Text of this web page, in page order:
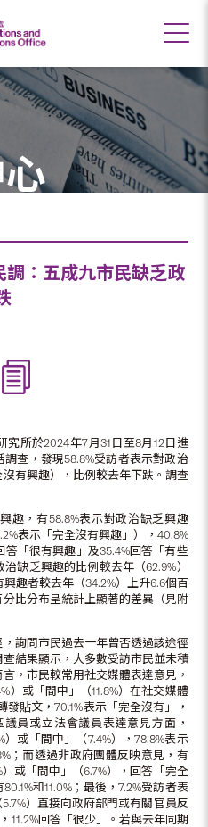
：五成九市民缺乏政
所於2024年7月31日至8月12日進
查，發現58.8%受訪者表示對政治
有興趣），比例較去年下跌。調查
趣，有58.8%表示對政治缺乏興趣
表示「完全沒有興趣」），40.8%
「很有興趣」及35.4%回答「有些
缺乏興趣的比例較去年（62.9%）
趣者較去年（34.2%）上升6.6個百
比分布呈統計上顯著的差異（見附
詢問市民過去一年曾否透過該途徑
結果顯示，大多數受訪市民並未積
，市民較常用社交媒體表達意見，
）或「間中」（11.8%）在社交媒體
貼文，70.1%表示「完全沒有」，
員或立法會議員表達意見方面，
或「間中」（7.4%），78.8%表示
；而透過非政府團體反映意見，有
或「間中」（6.7%），回答「完全
和11.0%；最後，7.2%受訪者表
）直接向政府部門或有關官員反
11.2%回答「很少」。若與去年同期